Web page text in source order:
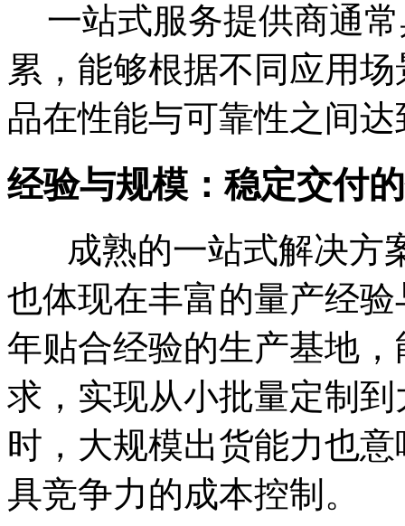
一站式服务提供商通
累，能够根据不同应用
品在性能与可靠性之间
经验与规模：稳定交付
成熟的一站式解决方
也体现在丰富的量产经
年贴合经验的生产基地
求，实现从小批量定制
时，大规模出货能力也
具竞争力的成本控制。